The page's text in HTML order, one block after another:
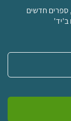
ספרים חדשים
ב'יד'